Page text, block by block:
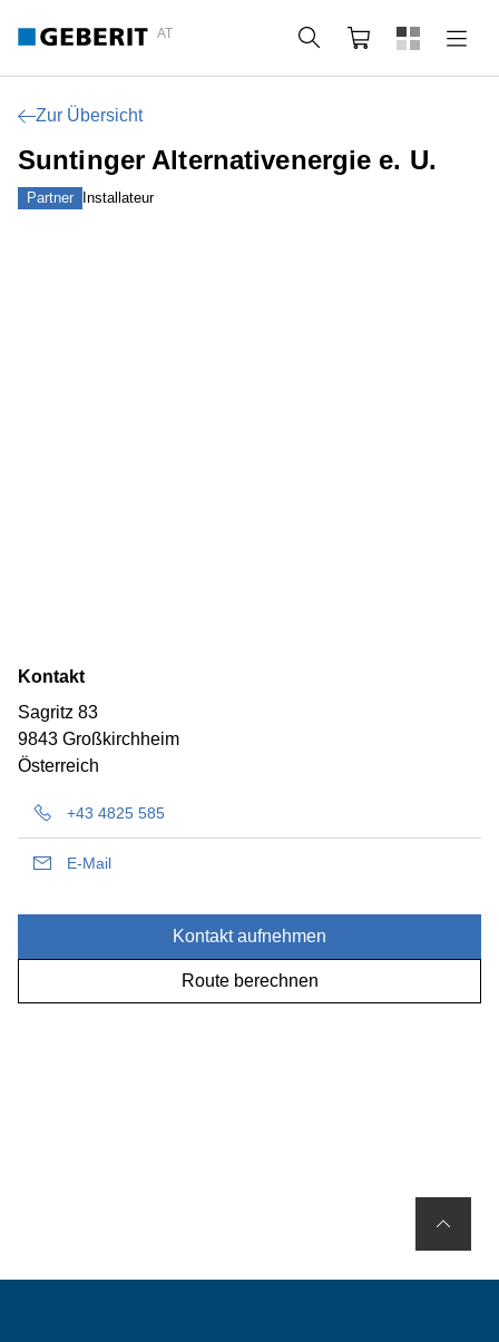
AT Suche Warenkorb
Zur Übersicht
Suntinger Alternativenergie e. U.
Partner Installateur
Kontakt
Sagritz 83
9843 Großkirchheim
Österreich
+43 4825 585
E-Mail
Kontakt aufnehmen
Route berechnen